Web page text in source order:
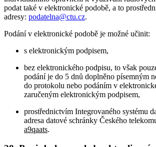
podat také v elektronické podobě, a to
adresy: podatelna@ctu.cz.
Podání v elektronické podobě je možné učinit:
s elektronickým podpisem,
bez elektronického podpisu, to však
podání je do 5 dnů doplněno písemným
do protokolu nebo podáním v
zaručeným elektronickým podpisem,
prostřednictvím Integrovaného systému
adresa datové schránky Českého
a9qaats.